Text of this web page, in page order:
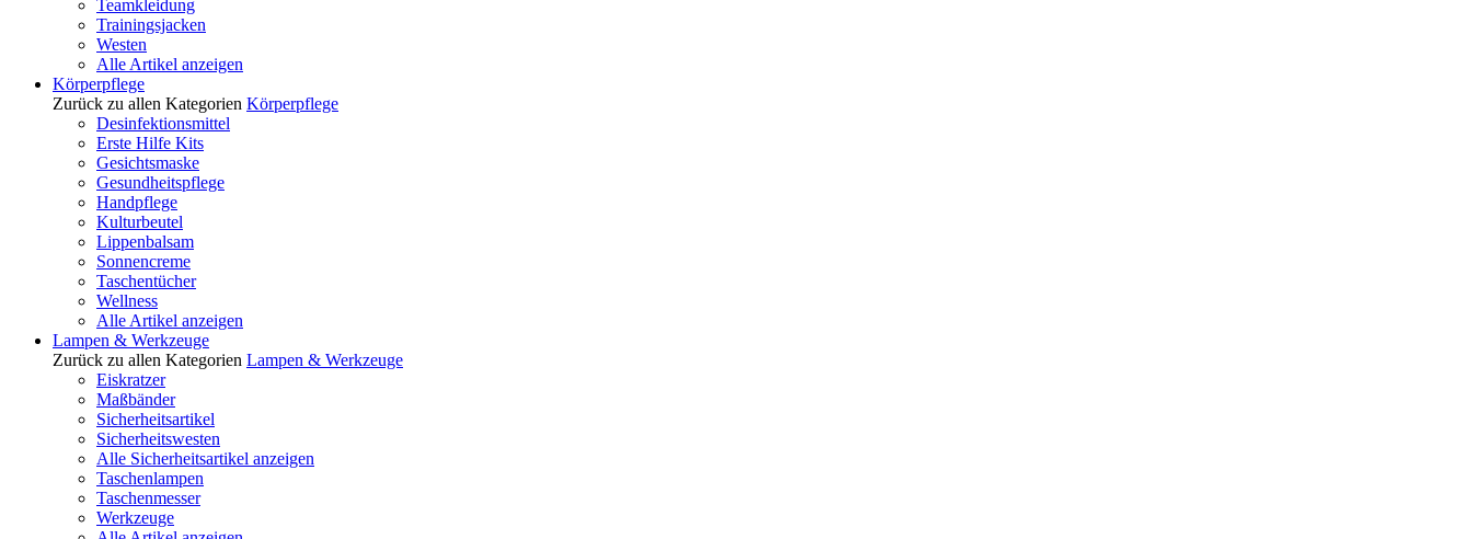
Teamkleidung
Trainingsjacken
Westen
Alle Artikel anzeigen
Körperpflege
Zurück zu allen Kategorien Körperpflege
Desinfektionsmittel
Erste Hilfe Kits
Gesichtsmaske
Gesundheitspflege
Handpflege
Kulturbeutel
Lippenbalsam
Sonnencreme
Taschentücher
Wellness
Alle Artikel anzeigen
Lampen & Werkzeuge
Zurück zu allen Kategorien Lampen & Werkzeuge
Eiskratzer
Maßbänder
Sicherheitsartikel
Sicherheitswesten
Alle Sicherheitsartikel anzeigen
Taschenlampen
Taschenmesser
Werkzeuge